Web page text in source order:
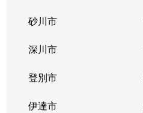
砂川市
深川市
登別市
伊達市